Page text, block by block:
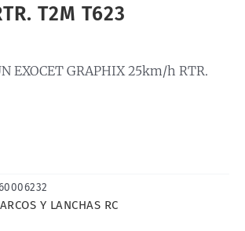
T2M T623
EXOCET GRAPHIX 25km/h RTR.
Y LANCHAS RC